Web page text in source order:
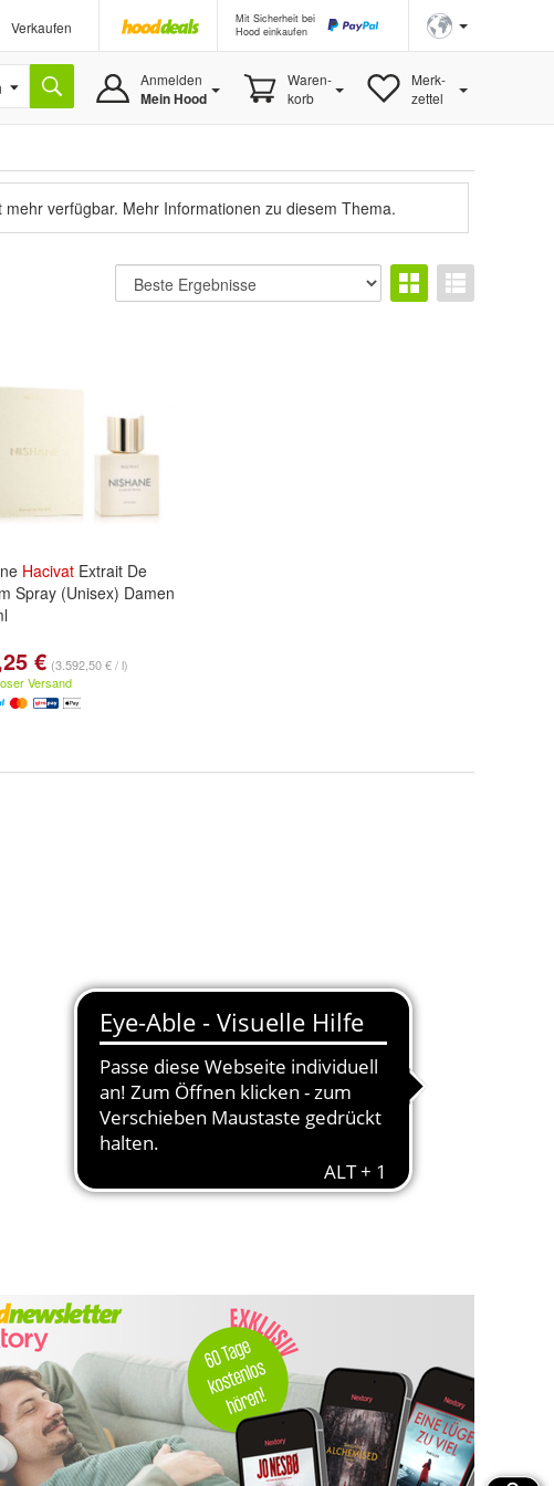
Verkaufen
Mit Sicherheit bei
Hood einkaufen
Anmelden
Mein Hood
Waren-
korb
Merk-
zettel
mehr verfügbar. Mehr Informationen zu diesem Thema.
Hacivat Extrait De
Spray (Unisex) Damen
€ (3.592,50 € / l)
Versand